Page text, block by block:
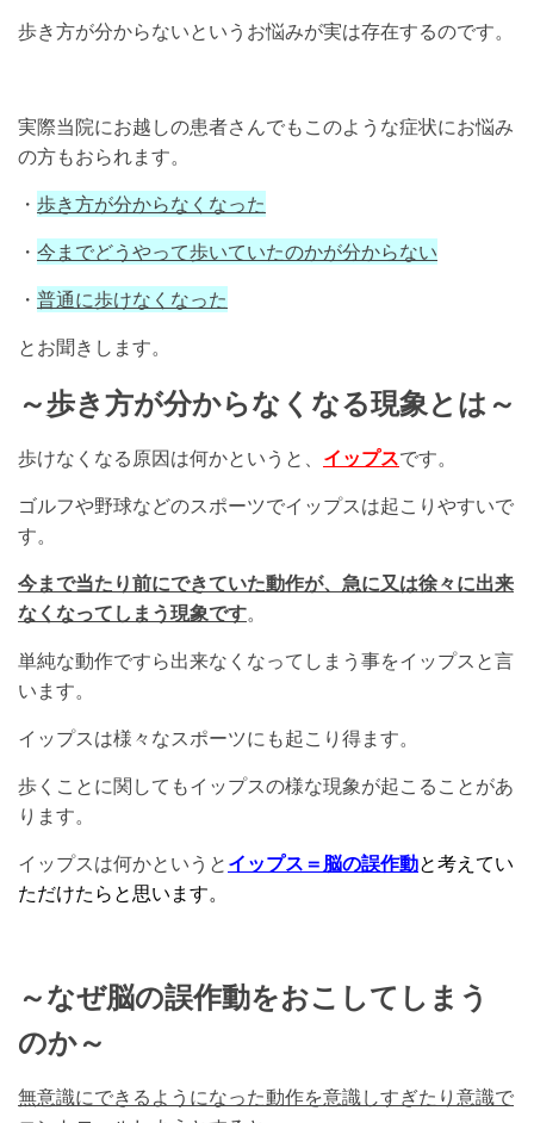
歩き方が分からないというお悩みが実は存在するのです。
実際当院にお越しの患者さんでもこのような症状にお悩み
の方もおられます。
・ 歩き方が分からなくなった
・ 今までどうやって歩いていたのかが分からない
・ 普通に歩けなくなった
とお聞きします。
～歩き方が分からなくなる現象とは～
歩けなくなる原因は何かというと、 イップスです。
ゴルフや野球などのスポーツでイップスは起こりやすいで
す。
今まで当たり前にできていた動作が、急に又は徐々に出来
なくなってしまう現象です。
単純な動作ですら出来なくなってしまう事をイップスと言
います。
イップスは様々なスポーツにも起こり得ます。
歩くことに関してもイップスの様な現象が起こることがあ
ります。
イップスは何かというとイップス＝脳の誤作動と考えてい
ただけたらと思います。
～なぜ脳の誤作動をおこしてしまう
のか～
無意識にできるようになった動作を意識しすぎたり意識で